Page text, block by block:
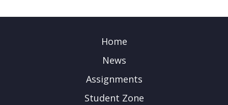
Home
News
Assignments
Student Zone